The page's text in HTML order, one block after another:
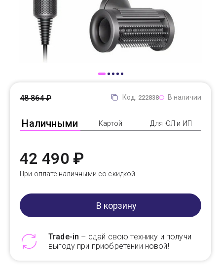
Самовывоз
Trade-In
Код: 222838 В наличии
Наличными Картой Для ЮЛ и ИП
48 864 ₽
42 490 ₽
При оплате наличными со скидкой
В корзину
Trade-in – сдай свою технику и получи
выгоду при приобретении новой!